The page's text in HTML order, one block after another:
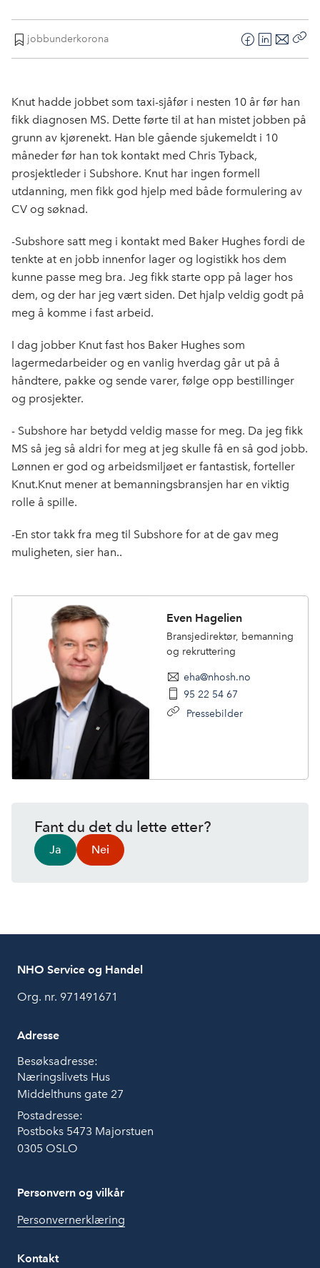
jobbunderkorona
F
a
e
b
o
L
i
k
e
d
n
E
-
o
s
t
Knut hadde jobbet som taxi-sjåfør i nesten 10 år før han
fikk diagnosen MS. Dette førte til at han mistet jobben på
grunn av kjørenekt. Han ble gående sjukemeldt i 10
måneder før han tok kontakt med Chris Tyback,
prosjektleder i Subshore. Knut har ingen formell
utdanning, men fikk god hjelp med både formulering av
CV og søknad.
-Subshore satt meg i kontakt med Baker Hughes fordi de
tenkte at en jobb innenfor lager og logistikk hos dem
kunne passe meg bra. Jeg fikk starte opp på lager hos
dem, og der har jeg vært siden. Det hjalp veldig godt på
meg å komme i fast arbeid.
I dag jobber Knut fast hos Baker Hughes som
lagermedarbeider og en vanlig hverdag går ut på å
håndtere, pakke og sende varer, følge opp bestillinger
og prosjekter.
- Subshore har betydd veldig masse for meg. Da jeg fikk
MS så jeg så aldri for meg at jeg skulle få en så god jobb.
Lønnen er god og arbeidsmiljøet er fantastisk, forteller
Knut.Knut mener at bemanningsbransjen har en viktig
rolle å spille.
-En stor takk fra meg til Subshore for at de gav meg
muligheten, sier han..
Even Hagelien
Bransjedirektør, bemanning
og rekruttering
eha@nhosh.no
95 22 54 67
Pressebilder
Fant du det du lette etter?
Ja Nei
NHO Service og Handel
Org. nr. 971491671
Adresse
Besøksadresse:
Næringslivets Hus
Middelthuns gate 27
Postadresse:
Postboks 5473 Majorstuen
0305 OSLO
Personvern og vilkår
Personvernerklæring
Kontakt